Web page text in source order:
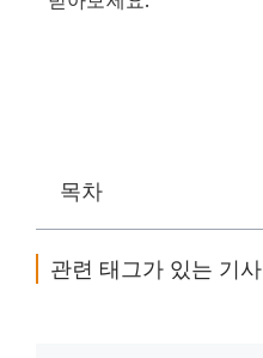
목차
관련 태그가 있는 기사